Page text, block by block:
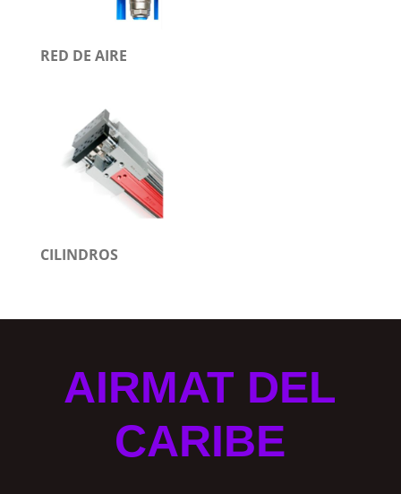
RED DE AIRE
CILINDROS
AIRMAT DEL
CARIBE